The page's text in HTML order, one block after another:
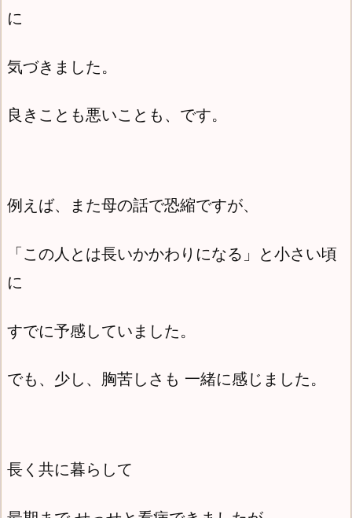
に
気づきました。
良きことも悪いことも、です。
例えば、また母の話で恐縮ですが、
「この人とは長いかかわりになる」と小さい頃
に
すでに予感していました。
でも、少し、胸苦しさも 一緒に感じました。
長く共に暮らして